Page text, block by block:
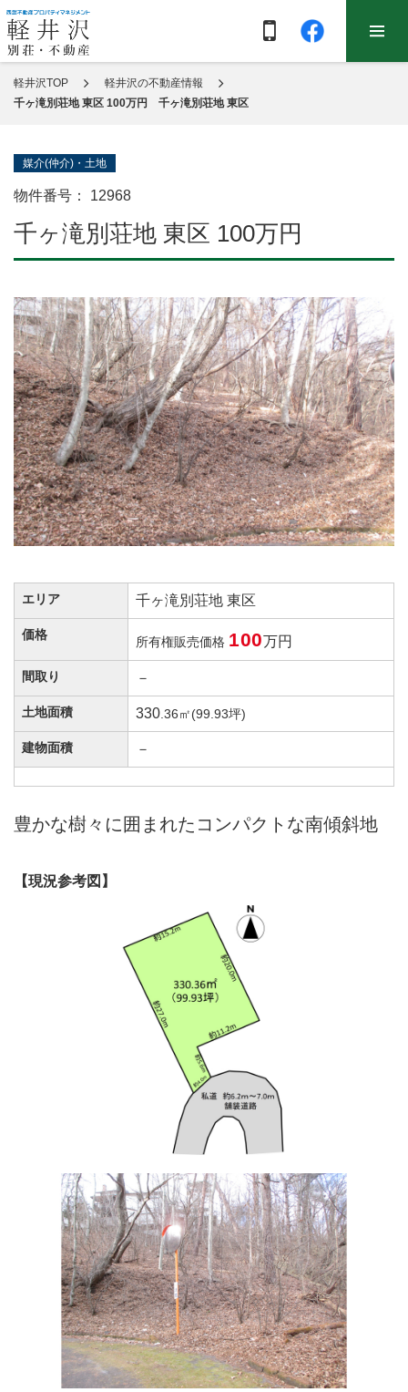
軽井沢TOP
軽井沢の不動産情報
千ヶ滝別荘地 東区 100万円 千ヶ滝別荘地 東区
媒介(仲介)・土地
物件番号： 12968
千ヶ滝別荘地 東区 100万円
エリア 千ヶ滝別荘地 東区
価格 所有権販売価格 100万円
間取り －
土地面積 330.36㎡(99.93坪)
建物面積 －
豊かな樹々に囲まれたコンパクトな南傾斜地
【現況参考図】